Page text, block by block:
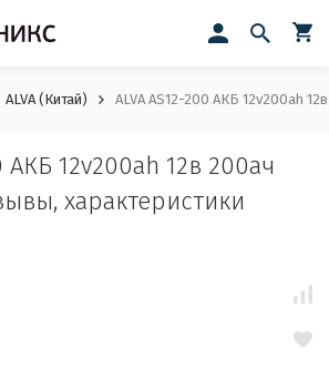
ALVA (Китай) ALVA AS12-200 АКБ 12v200ah
АКБ 12v200ah 12в 200ач
характеристики